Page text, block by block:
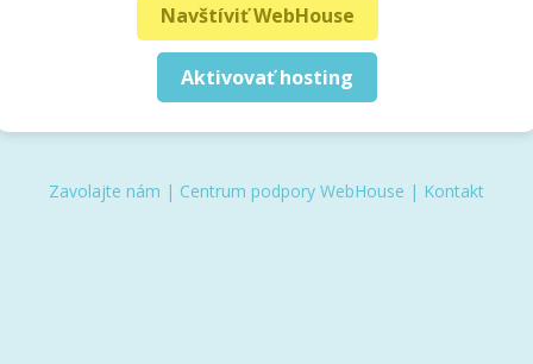
Navštíviť WebHouse
Aktivovať hosting
Zavolajte nám | Centrum podpory WebHouse | Kontakt